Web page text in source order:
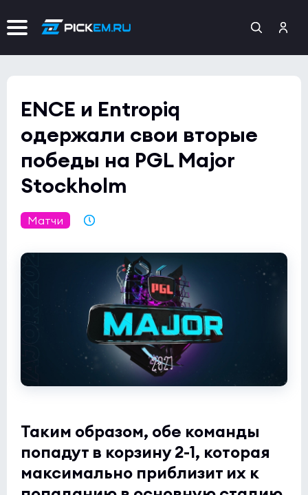
ENCE и Entropiq
одержали свои вторые
победы на PGL Major
Stockholm
Матчи
Таким образом, обе команды
попадут в корзину 2-1, которая
максимально приблизит их к